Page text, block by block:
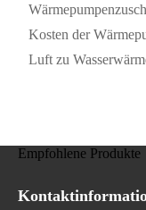
Kosten der
Luft zu
Empfohlene Produkte